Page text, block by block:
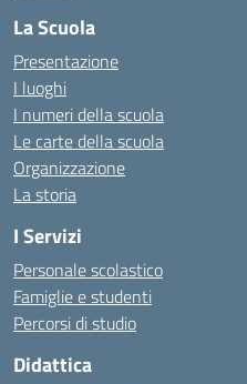
La Scuola
Presentazione
I luoghi
I numeri della scuola
Le carte della scuola
Organizzazione
La storia
I Servizi
Personale scolastico
Famiglie e studenti
Percorsi di studio
Didattica